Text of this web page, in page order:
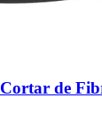
de